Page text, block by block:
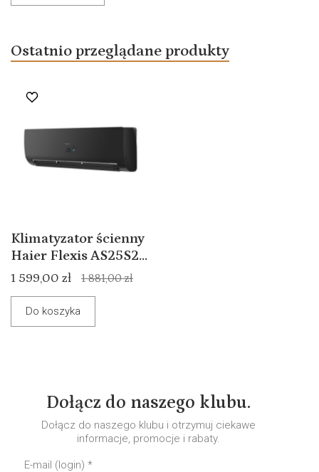
Ostatnio przeglądane produkty
Klimatyzator ścienny
Haier Flexis AS25S2...
1 599,00 zł 1 881,00 zł
Do koszyka
Dołącz do naszego klubu.
Dołącz do naszego klubu i otrzymuj ciekawe
informacje, promocje i rabaty.
E-mail (login) *